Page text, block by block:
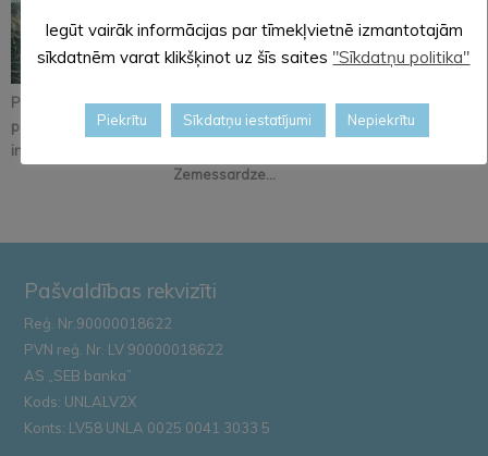
Pastāsti savas domas
par Kopienu svētku
iniciatīvu!
Alūksnē notiks
orientēšanās
Zemessardze...
Iznācis jaunākais
pašvaldības
Pašvaldības rekvizīti
Reģ. Nr.90000018622
PVN reģ. Nr. LV 90000018622
AS „SEB banka”
Kods: UNLALV2X
Konts: LV58 UNLA 0025 0041 3033 5
Iegūt vairāk informācijas par tīmekļvietnē izmantotajām
sīkdatnēm varat klikšķinot uz šīs saites "Sīkdatņu politika"
Piekrītu Sīkdatņu iestatījumi Nepiekrītu